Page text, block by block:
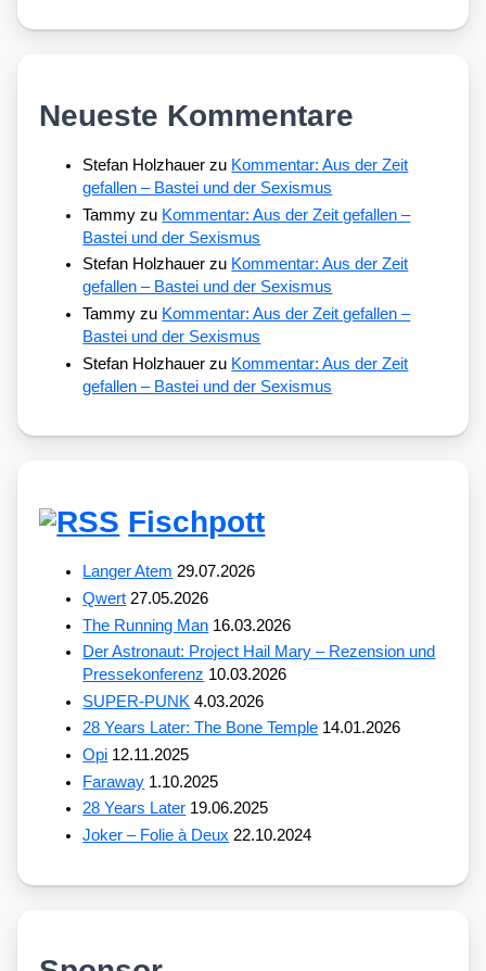
Neueste Kommentare
Stefan Holzhauer zu Kommentar: Aus der Zeit
gefallen – Bastei und der Sexismus
Tammy zu Kommentar: Aus der Zeit gefallen –
Bastei und der Sexismus
Stefan Holzhauer zu Kommentar: Aus der Zeit
gefallen – Bastei und der Sexismus
Tammy zu Kommentar: Aus der Zeit gefallen –
Bastei und der Sexismus
Stefan Holzhauer zu Kommentar: Aus der Zeit
gefallen – Bastei und der Sexismus
Fischpott
Langer Atem 29.07.2026
Qwert 27.05.2026
The Running Man 16.03.2026
Der Astronaut: Project Hail Mary – Rezension und
Pressekonferenz 10.03.2026
SUPER-PUNK 4.03.2026
28 Years Later: The Bone Temple 14.01.2026
Opi 12.11.2025
Faraway 1.10.2025
28 Years Later 19.06.2025
Joker – Folie à Deux 22.10.2024